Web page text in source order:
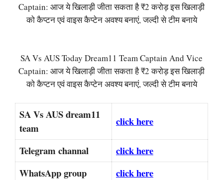
Captain: आज ये खिलाड़ी जीता सकता है ₹2 करोड़ इस खिलाड़ी
को कैप्टन एवं वाइस कैप्टेन अवश्य बनाएं, जल्दी से टीम बनाये
SA Vs AUS Today Dream11 Team Captain And Vice
Captain: आज ये खिलाड़ी जीता सकता है ₹2 करोड़ इस खिलाड़ी
को कैप्टन एवं वाइस कैप्टेन अवश्य बनाएं, जल्दी से टीम बनाये
SA Vs AUS dream11
team
click here
Telegram channal
click here
WhatsApp group
click here